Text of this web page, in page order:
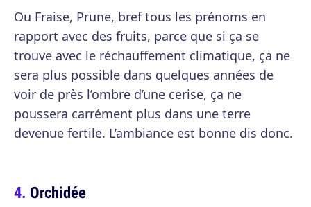
Ou Fraise, Prune, bref tous les prénoms en
rapport avec des fruits, parce que si ça se
trouve avec le réchauffement climatique, ça ne
sera plus possible dans quelques années de
voir de près l’ombre d’une cerise, ça ne
poussera carrément plus dans une terre
devenue fertile. L’ambiance est bonne dis donc.
Orchidée